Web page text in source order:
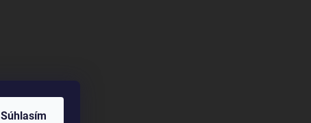
Súhlasím